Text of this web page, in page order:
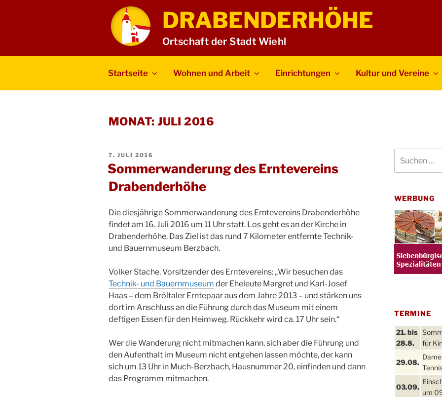
DRABENDERHÖHE
Ortschaft der Stadt Wiehl
Startseite Wohnen und Arbeit Einrichtungen Kultur und Vereine
MONAT:JULI 2016
VERÖFFENTLICHT
AM
7. JULI 2016
Sommerwanderung des Erntevereins
Drabenderhöhe
Die diesjährige Sommerwanderung des Erntevereins Drabenderhöhe
findet am 16. Juli 2016 um 11 Uhr statt. Los geht es an der Kirche in
Drabenderhöhe. Das Ziel ist das rund 7 Kilometer entfernte Technik-
und Bauernmuseum Berzbach.
Volker Stache, Vorsitzender des Erntevereins: „Wir besuchen das
Technik- und Bauernmuseum der Eheleute Margret und Karl-Josef
Haas – dem Bröltaler Erntepaar aus dem Jahre 2013 – und stärken uns
dort im Anschluss an die Führung durch das Museum mit einem
deftigen Essen für den Heimweg. Rückkehr wird ca. 17 Uhr sein.“
Wer die Wanderung nicht mitmachen kann, sich aber die Führung und
den Aufenthalt im Museum nicht entgehen lassen möchte, der kann
sich um 13 Uhr in Much-Berzbach, Hausnummer 20, einfinden und dann
das Programm mitmachen.
nach:
WERBUNG
TERMINE
21. bis
28.8.
für
29.08.
03.09.
um